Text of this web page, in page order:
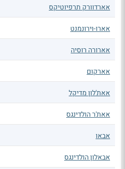
אארדוורק תרפיוטיקס
אארו-וירונמנט
אארורה רוסיה
אארקום
אאת'לון מדיקל
אאת'ר הולדינגס
אבאו
אבאלון הולדינגס